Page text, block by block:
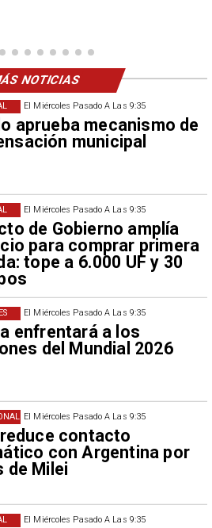
El Miércoles Pasado A Las 9:35
aprueba mecanismo de
municipal
El Miércoles Pasado A Las 9:35
de Gobierno amplía
para comprar primera
tope a 6.000 UF y 30
El Miércoles Pasado A Las 9:35
enfrentará a los
del Mundial 2026
El Miércoles Pasado A Las 9:35
contacto
con Argentina por
de Milei
El Miércoles Pasado A Las 9:35
NOTICIAS